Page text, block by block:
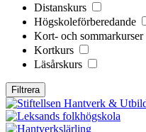
Distanskurs
Högskoleförberedande
Kort- och sommarkurser
Kortkurs
Läsårskurs